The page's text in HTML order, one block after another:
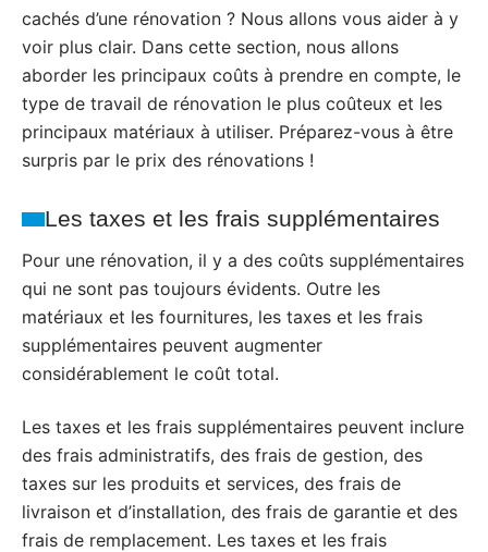
cachés d’une rénovation ? Nous allons vous aider à y
voir plus clair. Dans cette section, nous allons
aborder les principaux coûts à prendre en compte, le
type de travail de rénovation le plus coûteux et les
principaux matériaux à utiliser. Préparez-vous à être
surpris par le prix des rénovations !
Les taxes et les frais supplémentaires
Pour une rénovation, il y a des coûts supplémentaires
qui ne sont pas toujours évidents. Outre les
matériaux et les fournitures, les taxes et les frais
supplémentaires peuvent augmenter
considérablement le coût total.
Les taxes et les frais supplémentaires peuvent inclure
des frais administratifs, des frais de gestion, des
taxes sur les produits et services, des frais de
livraison et d’installation, des frais de garantie et des
frais de remplacement. Les taxes et les frais